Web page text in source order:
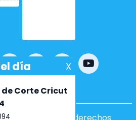
bynopCommerce